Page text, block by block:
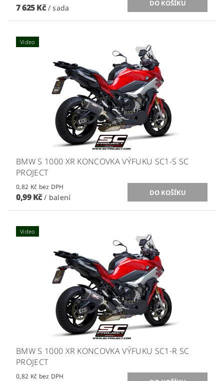
7 625 Kč / sada
Video
BMW S 1000 XR KONCOVKA VÝFUKU SC1-S SC
PROJECT
0,82 Kč bez DPH
0,99 Kč/ balení
Video
BMW S 1000 XR KONCOVKA VÝFUKU SC1-R SC
PROJECT
0,82 Kč bez DPH